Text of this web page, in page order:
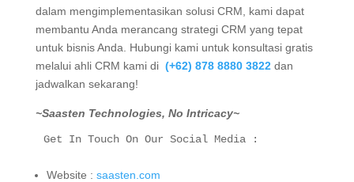
dalam mengimplementasikan solusi CRM, kami dapat
membantu Anda merancang strategi CRM yang tepat
untuk bisnis Anda. Hubungi kami untuk konsultasi gratis
melalui ahli CRM kami di (+62) 878 8880 3822dan
jadwalkan sekarang!
~Saasten Technologies, No Intricacy~
Get In Touch On Our Social Media :
Website : saasten.com